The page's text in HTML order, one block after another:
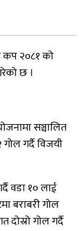
कप२०८१को
छ ।
सञ्चालित
गोलगर्दैविजयी
वडा१०लाई
बराबरीगोल
दोस्रोगोलगर्दै